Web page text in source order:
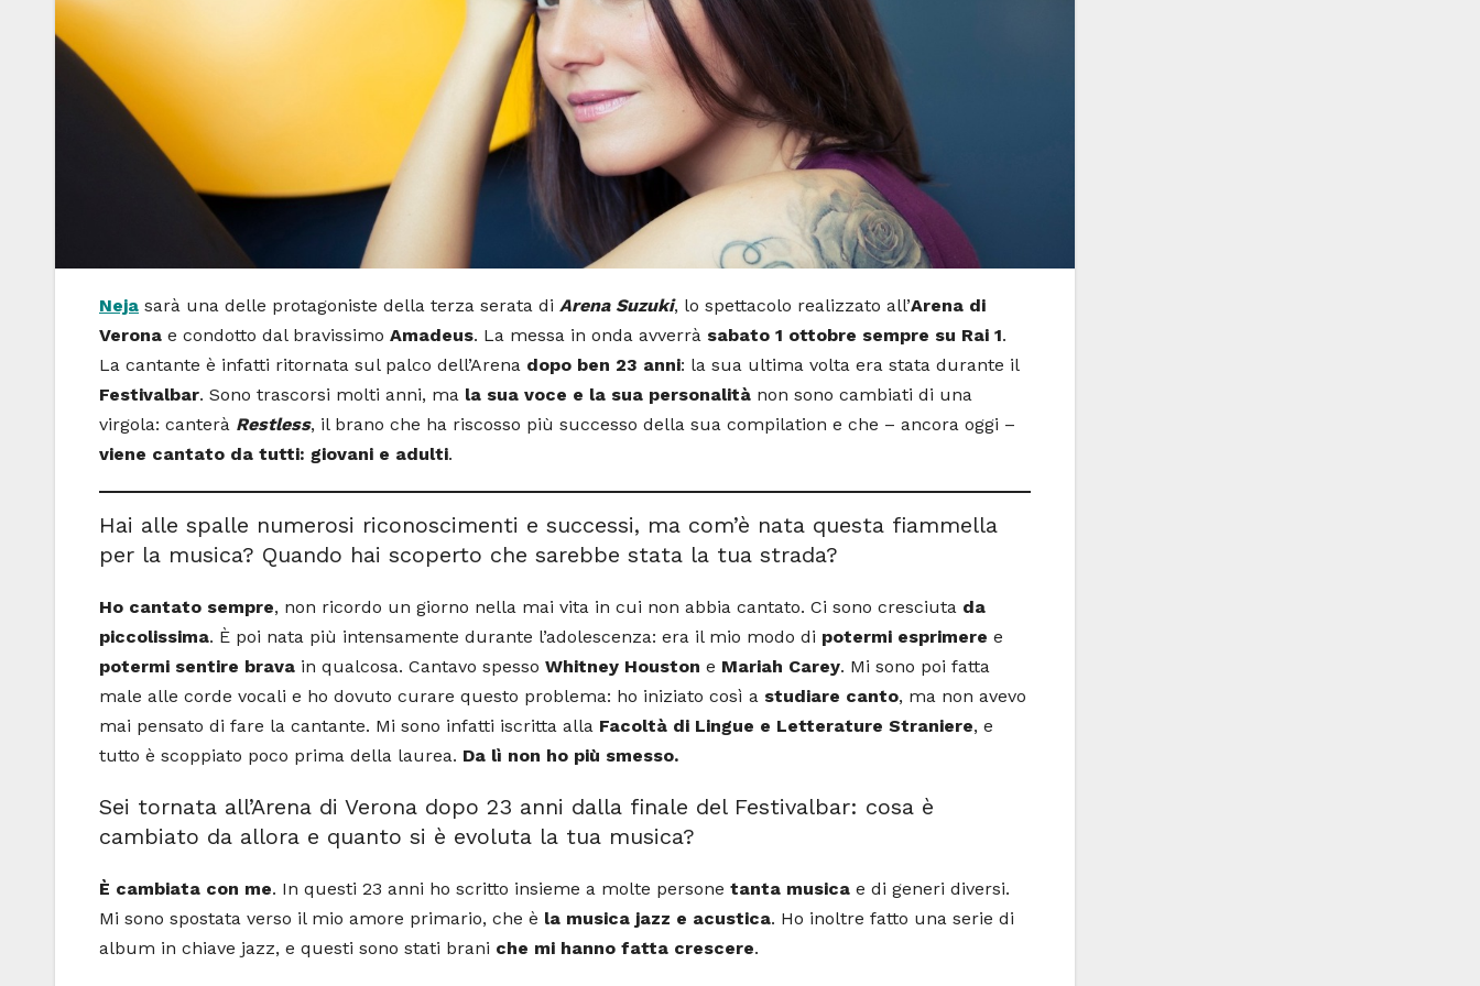
Neja sarà una delle protagoniste della terza serata di Arena Suzuki, lo spettacolo realizzato all’Arena di
Verona e condotto dal bravissimo Amadeus. La messa in onda avverrà sabato 1 ottobre sempre su Rai 1.
La cantante è infatti ritornata sul palco dell’Arena dopo ben 23 anni: la sua ultima volta era stata durante il
Festivalbar. Sono trascorsi molti anni, ma la sua voce e la sua personalità non sono cambiati di una
virgola: canterà Restless, il brano che ha riscosso più successo della sua compilation e che – ancora oggi –
viene cantato da tutti: giovani e adulti.
Hai alle spalle numerosi riconoscimenti e successi, ma com’è nata questa fiammella
per la musica? Quando hai scoperto che sarebbe stata la tua strada?
Ho cantato sempre, non ricordo un giorno nella mai vita in cui non abbia cantato. Ci sono cresciuta da
piccolissima. È poi nata più intensamente durante l’adolescenza: era il mio modo di potermi esprimere e
potermi sentire brava in qualcosa. Cantavo spesso Whitney Houston e Mariah Carey. Mi sono poi fatta
male alle corde vocali e ho dovuto curare questo problema: ho iniziato così a studiare canto, ma non avevo
mai pensato di fare la cantante. Mi sono infatti iscritta alla Facoltà di Lingue e Letterature Straniere, e
tutto è scoppiato poco prima della laurea. Da lì non ho più smesso.
Sei tornata all’Arena di Verona dopo 23 anni dalla finale del Festivalbar: cosa è
cambiato da allora e quanto si è evoluta la tua musica?
È cambiata con me. In questi 23 anni ho scritto insieme a molte persone tanta musica e di generi diversi.
Mi sono spostata verso il mio amore primario, che è la musica jazz e acustica. Ho inoltre fatto una serie di
album in chiave jazz, e questi sono stati brani che mi hanno fatta crescere.